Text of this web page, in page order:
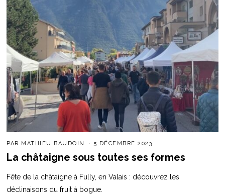
PAR MATHIEU BAUDOIN 5 DÉCEMBRE 2023
La châtaigne sous toutes ses formes
Fête de la châtaigne à Fully, en Valais : découvrez les
déclinaisons du fruit à bogue.